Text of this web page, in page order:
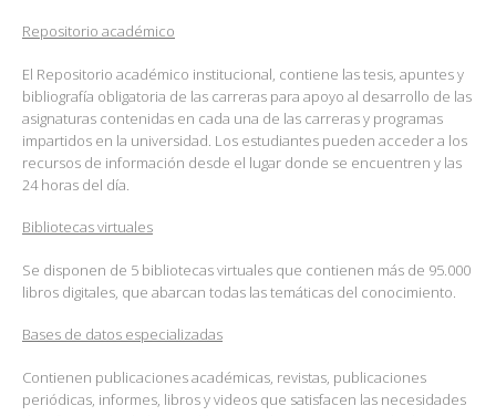
Repositorio académico
El Repositorio académico institucional, contiene las tesis, apuntes y
bibliografía obligatoria de las carreras para apoyo al desarrollo de las
asignaturas contenidas en cada una de las carreras y programas
impartidos en la universidad. Los estudiantes pueden acceder a los
recursos de información desde el lugar donde se encuentren y las
24 horas del día.
Bibliotecas virtuales
Se disponen de 5 bibliotecas virtuales que contienen más de 95.000
libros digitales, que abarcan todas las temáticas del conocimiento.
Bases de datos especializadas
Contienen publicaciones académicas, revistas, publicaciones
periódicas, informes, libros y videos que satisfacen las necesidades